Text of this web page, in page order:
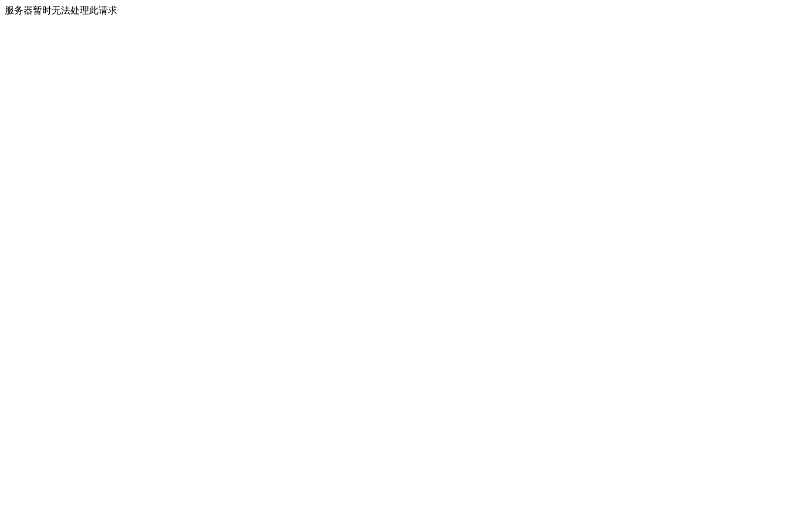
服务器暂时无法处理此请求